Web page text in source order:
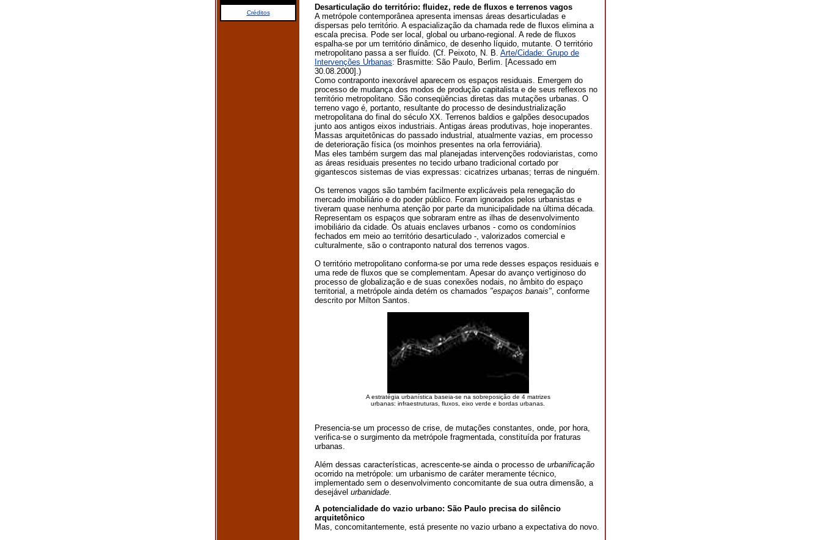
Créditos
Desarticulação do território: fluidez, rede de fluxos e terrenos vagos
A metrópole contemporânea apresenta imensas áreas desarticuladas e
dispersas pelo território. A espacialização da chamada rede de fluxos elimina a
escala precisa. Pode ser local, global ou urbano-regional. A rede de fluxos
espalha-se por um território dinâmico, de desenho líquido, mutante. O território
metropolitano passa a ser fluído. (Cf. Peixoto, N. B. Arte/Cidade: Grupo de
Intervenções Urbanas: Brasmitte: São Paulo, Berlim. [Acessado em
30.08.2000].)
Como contraponto inexorável aparecem os espaços residuais. Emergem do
processo de mudança dos modos de produção capitalista e de seus reflexos no
território metropolitano. São conseqüências diretas das mutações urbanas. O
terreno vago é, portanto, resultante do processo de desindustrialização
metropolitana do final do século XX. Terrenos baldios e galpões desocupados
junto aos antigos eixos industriais. Antigas áreas produtivas, hoje inoperantes.
Massas arquitetônicas do passado industrial, atualmente vazias, em processo
de deterioração física (os moinhos presentes na orla ferroviária).
Mas eles também surgem das mal planejadas intervenções rodoviaristas, como
as áreas residuais presentes no tecido urbano tradicional cortado por
gigantescos sistemas de vias expressas: cicatrizes urbanas; terras de ninguém.
Os terrenos vagos são também facilmente explicáveis pela renegação do
mercado imobiliário e do poder público. Foram ignorados pelos urbanistas e
tiveram quase nenhuma atenção por parte da municipalidade na última década.
Representam os espaços que sobraram entre as ilhas de desenvolvimento
imobiliário da cidade. Os atuais enclaves urbanos - como os condomínios
fechados em meio ao território desarticulado -, valorizados comercial e
culturalmente, são o contraponto natural dos terrenos vagos.
O território metropolitano conforma-se por uma rede desses espaços residuais e
uma rede de fluxos que se complementam. Apesar do avanço vertiginoso do
processo de globalização e de suas conexões nodais, no âmbito do espaço
territorial, a metrópole ainda detém os chamados "espaços banais", conforme
descrito por Milton Santos.
A estratégia urbanística baseia-se na sobreposição de 4 matrizes
urbanas: infraestruturas, fluxos, eixo verde e bordas urbanas.
Presencia-se um processo de crise, de mutações constantes, onde, por hora,
verifica-se o surgimento da metrópole fragmentada, constituída por fraturas
urbanas.
Além dessas características, acrescente-se ainda o processo de urbanificação
ocorrido na metrópole: um urbanismo de caráter meramente técnico,
implementado sem o desenvolvimento concomitante de sua outra dimensão, a
desejável urbanidade.
A potencialidade do vazio urbano: São Paulo precisa do silêncio
arquitetônico
Mas, concomitantemente, está presente no vazio urbano a expectativa do novo.